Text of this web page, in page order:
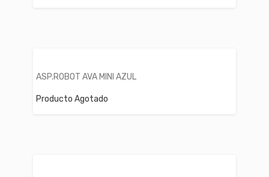
ASP.ROBOT AVA MINI AZUL
Producto Agotado